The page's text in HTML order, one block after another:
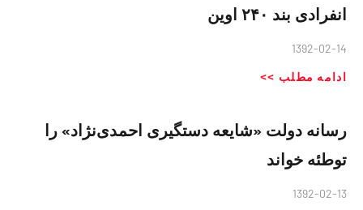
انفرادی بند ۲۴۰ اوین
1392-02-14
ادامه مطلب >>
رسانه دولت «شایعه دستگیری احمدی‌نژاد» را
توطئه خواند
1392-02-13